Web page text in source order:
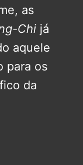
as
Chi já
aquele
para os
da